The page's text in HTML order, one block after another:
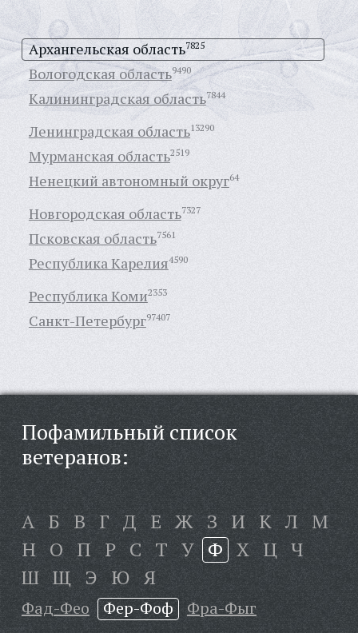
Архангельская область7825
Вологодская область9490
Калининградская область7844
Ленинградская область13290
Мурманская область2519
Ненецкий автономный округ64
Новгородская область7327
Псковская область7561
Республика Карелия4590
Республика Коми2353
Санкт-Петербург97407
Пофамильный список
ветеранов:
А Б В Г Д Е Ж З И К Л М
Н О П Р С Т У Ф Х Ц Ч
Ш Щ Э Ю Я
Фад-Фео Фер-Фоф Фра-Фыг